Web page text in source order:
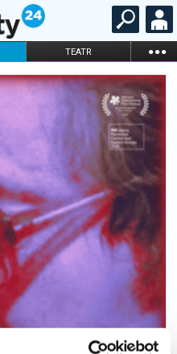
TEATR ...
STAND-UP
KARNETY